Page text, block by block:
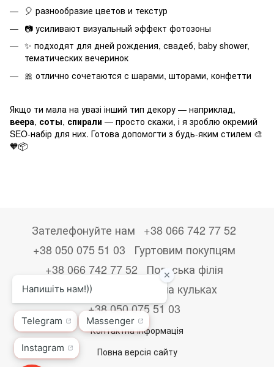
🎈 разнообразие цветов и текстур
📷 усиливают визуальный эффект фотозоны
✨ подходят для дней рождения, свадеб, baby shower,
тематических вечеринок
🎀 отлично сочетаются с шарами, шторами, конфетти
Якщо ти мала на увазі інший тип декору — наприклад,
веера, соты, спирали — просто скажи, і я зроблю окремий
SEO-набір для них. Готова допомогти з будь-яким стилем 🎨
🧡📦
Зателефонуйте нам
+38 066 742 77 52
+38 050 075 51 03
Гуртовим покупцям
+38 066 742 77 52
Польська філія
+48533867723
Друк на кульках
+38 050 075 51 03
Контактна інформація
Повна версія сайту